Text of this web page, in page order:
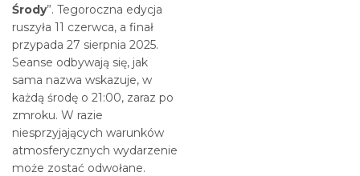
Środy”. Tegoroczna edycja
ruszyła 11 czerwca, a finał
przypada 27 sierpnia 2025.
Seanse odbywają się, jak
sama nazwa wskazuje, w
każdą środę o 21:00, zaraz po
zmroku. W razie
niesprzyjających warunków
atmosferycznych wydarzenie
może zostać odwołane.